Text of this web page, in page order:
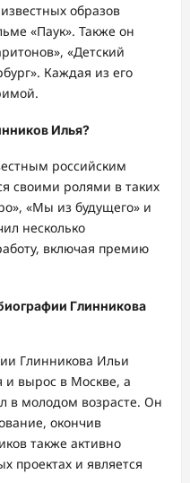
образов
«Паук». Также он
«Детский
Каждая из его
Илья?
российским
своими ролями в таких
«Мы из будущего» и
несколько
включая премию
Глинникова
Глинникова Ильи
и вырос в Москве, а
в молодом возрасте. Он
окончив
также активно
проектах и является